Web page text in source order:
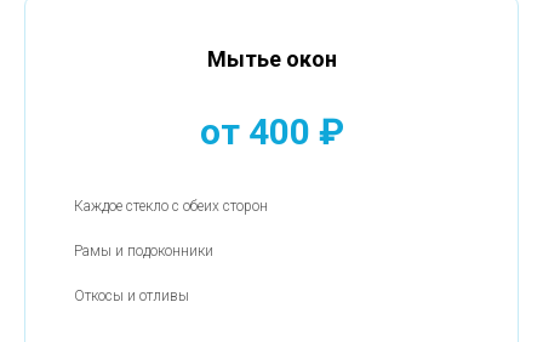
Мытье окон
от 400 ₽
Каждое стекло с обеих сторон
Рамы и подоконники
Откосы и отливы